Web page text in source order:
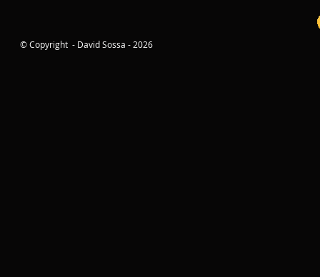
© Copyright - David Sossa - 2026